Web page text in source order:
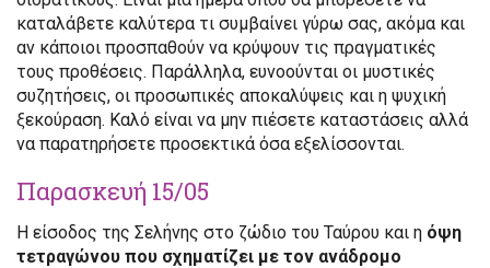
καταλάβετε καλύτερα τι συμβαίνει γύρω σας, ακόμα και
αν κάποιοι προσπαθούν να κρύψουν τις πραγματικές
τους προθέσεις. Παράλληλα, ευνοούνται οι μυστικές
συζητήσεις, οι προσωπικές αποκαλύψεις και η ψυχική
ξεκούραση. Καλό είναι να μην πιέσετε καταστάσεις αλλά
να παρατηρήσετε προσεκτικά όσα εξελίσσονται.
Παρασκευή 15/05
Η είσοδος της Σελήνης στο ζώδιο του Ταύρου και η όψη
τετραγώνου που σχηματίζει με τον ανάδρομο